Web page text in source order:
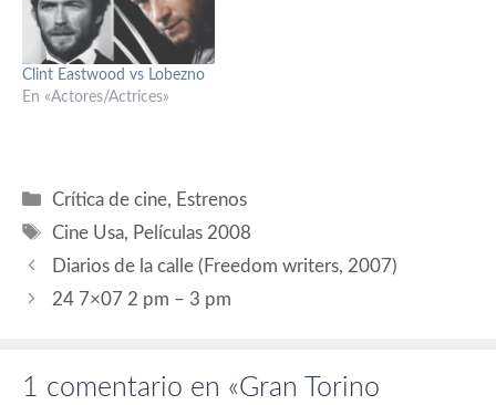
Feore (James Davis),
Michael Kelly (Lester
Ybarra), Geoff Pierson (S.S.
Hahn), Denis O'Hare (Dr.
Jonathan Steel), Eddie
Clint Eastwood vs Lobezno
En «Actores/Actrices»
Categorías
Crítica de cine, Estrenos
Etiquetas
Cine Usa, Películas 2008
Diarios de la calle (Freedom writers, 2007)
24 7×07 2 pm – 3 pm
1 comentario en «Gran Torino